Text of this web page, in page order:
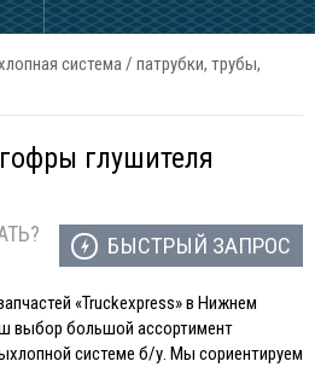
система/ патрубки, трубы,
глушителя
БЫСТРЫЙ ЗАПРОС
«Truckexpress» в Нижнем
выбор большой ассортимент
системе б/у. Мы сориентируем